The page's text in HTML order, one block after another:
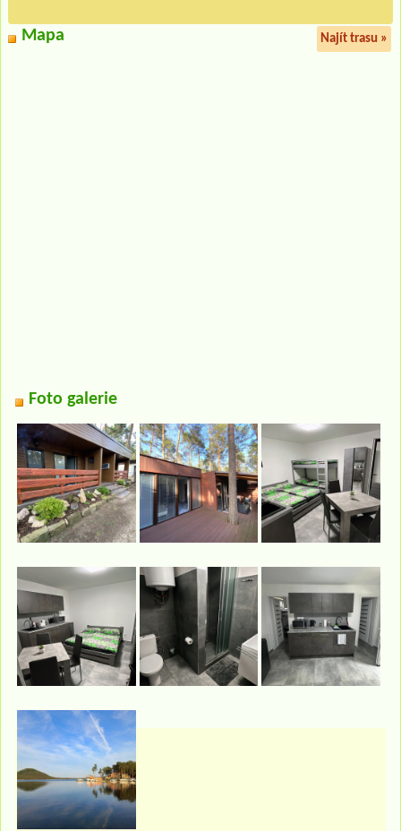
Mapa Najít trasu »
Foto galerie